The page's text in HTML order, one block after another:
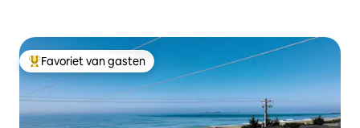
Topfavoriet van gasten
Favoriet van gasten